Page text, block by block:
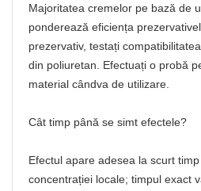
Majoritatea cremelor pe bază de
ponderează eficiența
prezervativ, testați
din poliuretan. Efectuați o probă
material cândva de utilizare.
Cât timp până se simt efectele?
Efectul apare adesea la scurt
concentrației locale; timpul exact